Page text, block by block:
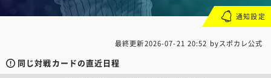
最終更新2026-07-21 20:52 byスポカレ公式
同じ対戦カードの直近日程
通知設定